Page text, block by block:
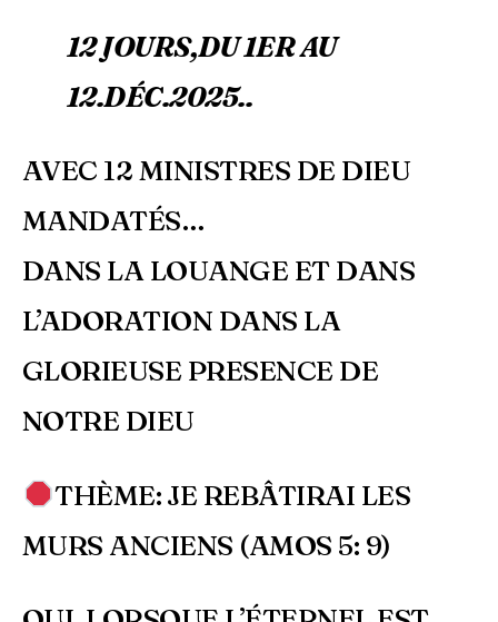
12 JOURS,DU 1ER AU
12.DÉC.2025..
AVEC 12 MINISTRES DE DIEU
MANDATÉS…
DANS LA LOUANGE ET DANS
L’ADORATION DANS LA
GLORIEUSE PRESENCE DE
NOTRE DIEU
THÈME: JE REBÂTIRAI LES
MURS ANCIENS (AMOS 5: 9)